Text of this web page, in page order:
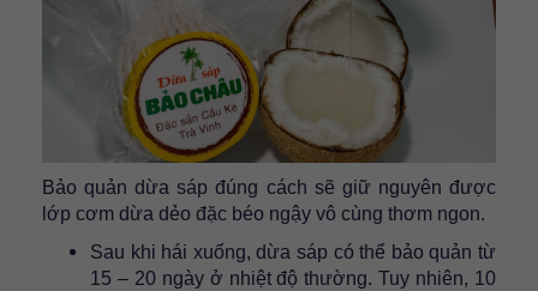
Bảo quản dừa sáp đúng cách sẽ giữ nguyên được
lớp cơm dừa dẻo đặc béo ngậy vô cùng thơm ngon.
Sau khi hái xuống, dừa sáp có thể bảo quản từ
15 – 20 ngày ở nhiệt độ thường. Tuy nhiên, 10